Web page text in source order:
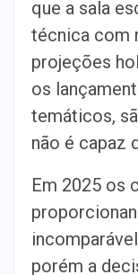
que a sala
técnica com
projeções
os
temáticos,
não é capaz
Em 2025 os
porém a